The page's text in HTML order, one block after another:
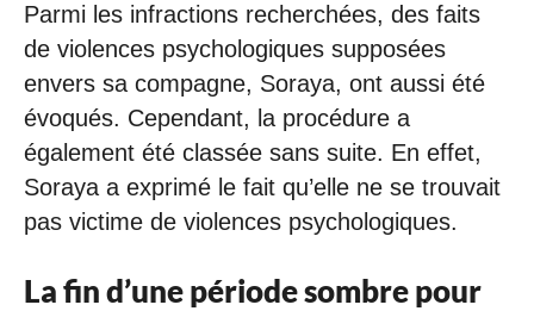
Parmi les infractions recherchées, des faits
de violences psychologiques supposées
envers sa compagne, Soraya, ont aussi été
évoqués. Cependant, la procédure a
également été classée sans suite. En effet,
Soraya a exprimé le fait qu’elle ne se trouvait
pas victime de violences psychologiques.
La fin d’une période sombre pour